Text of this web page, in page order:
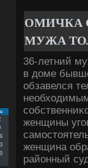
ОМИЧКА
МУЖА
36-летний
в дοме
обзавелся
женщины
женщина
районный